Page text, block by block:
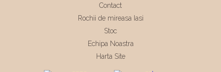
Contact
Rochii de mireasa Iasi
Stoc
Echipa Noastra
Harta Site